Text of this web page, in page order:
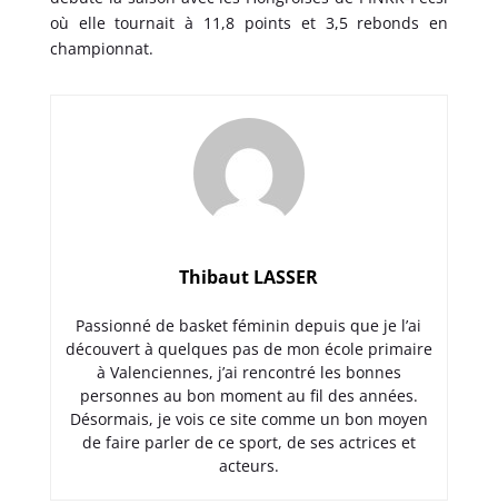
où elle tournait à 11,8 points et 3,5 rebonds en
championnat.
Thibaut LASSER
Passionné de basket féminin depuis que je l’ai
découvert à quelques pas de mon école primaire
à Valenciennes, j’ai rencontré les bonnes
personnes au bon moment au fil des années.
Désormais, je vois ce site comme un bon moyen
de faire parler de ce sport, de ses actrices et
acteurs.